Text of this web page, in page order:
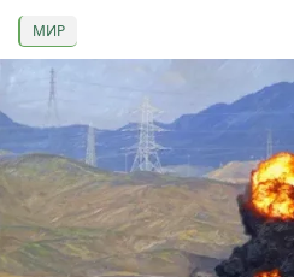
МИР